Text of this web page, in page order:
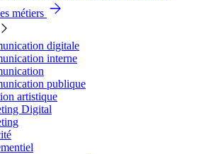
métiers
digitale
interne
publique
artistique
Digital